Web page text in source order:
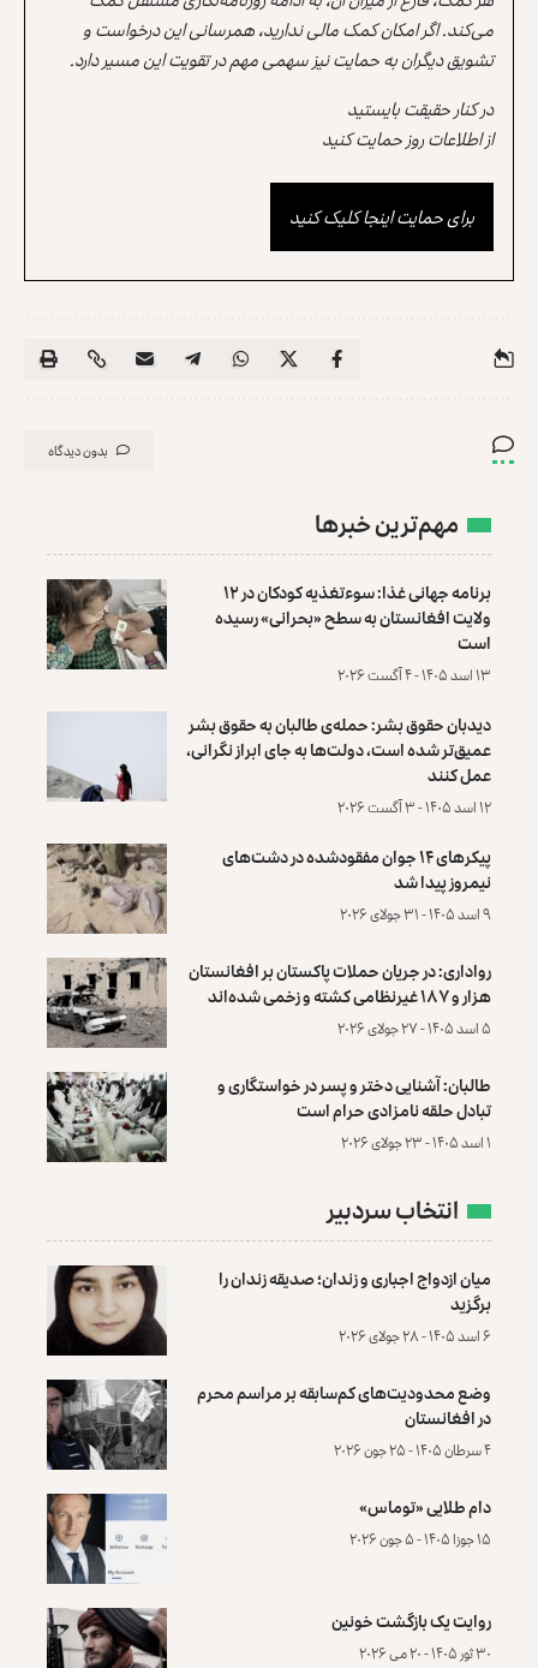
می‌کند. اگر امکان کمک مالی ندارید، همرسانی این درخواست و
تشویق دیگران به حمایت نیز سهمی مهم در تقویت این مسیر دارد.
در کنار حقیقت بایستید
از اطلاعات روز حمایت کنید
برای حمایت اینجا کلیک کنید
بدون دیدگاه
مهم‌ترین خبرها
برنامه جهانی غذا: سوءتغذیه کودکان در ۱۲
ولایت افغانستان به سطح «بحرانی» رسیده
است
۱۳ اسد ۱۴۰۵ - ۴ آگست ۲۰۲۶
دیدبان حقوق بشر: حمله‌ی طالبان به حقوق بشر
عمیق‌تر شده است، دولت‌ها به جای ابراز نگرانی،
عمل کنند
۱۲ اسد ۱۴۰۵ - ۳ آگست ۲۰۲۶
پیکرهای ۱۴ جوان مفقودشده در دشت‌های
نیمروز پیدا شد
۹ اسد ۱۴۰۵ - ۳۱ جولای ۲۰۲۶
رواداری: در جریان حملات پاکستان بر افغانستان
هزار و ۱۸۷ غیرنظامی کشته و زخمی شده‌اند
۵ اسد ۱۴۰۵ - ۲۷ جولای ۲۰۲۶
طالبان: آشنایی دختر و پسر در خواستگاری و
تبادل حلقه نامزادی حرام است
۱ اسد ۱۴۰۵ - ۲۳ جولای ۲۰۲۶
انتخاب سردبیر
میان ازدواج اجباری و زندان؛ صدیقه زندان را
برگزید
۶ اسد ۱۴۰۵ - ۲۸ جولای ۲۰۲۶
وضع محدودیت‌های کم‌سابقه بر مراسم محرم
در افغانستان
۴ سرطان ۱۴۰۵ - ۲۵ جون ۲۰۲۶
دام طلایی «توماس»
۱۵ جوزا ۱۴۰۵ - ۵ جون ۲۰۲۶
روایت یک بازگشت خونین
۳۰ ثور ۱۴۰۵ - ۲۰ می ۲۰۲۶